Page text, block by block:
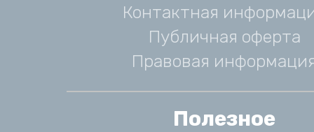
Контактная
Публичная оферта
Правовая
Полезное